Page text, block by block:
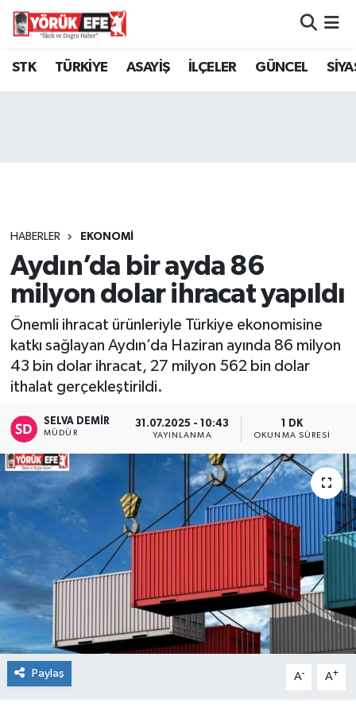
STK TÜRKİYE ASAYİŞ İLÇELER GÜNCEL
HABERLER EKONOMİ
Aydın’da bir ayda 86
milyon dolar ihracat yapıldı
Önemli ihracat ürünleriyle Türkiye ekonomisine
katkı sağlayan Aydın’da Haziran ayında 86 milyon
43 bin dolar ihracat, 27 milyon 562 bin dolar
ithalat gerçekleştirildi.
SELVA DEMIR
MÜDÜR
31.07.2025 - 10:43
YAYINLANMA
1 DK
OKUNMA SÜRESI
Paylaş A- A+
Aydın Nöbetçi Eczaneler
Tüm Manşetler
Son Dakika Haberleri
Haber Arşivi